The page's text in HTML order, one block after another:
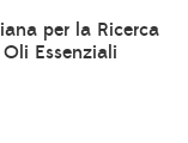
per la Ricerca
Essenziali